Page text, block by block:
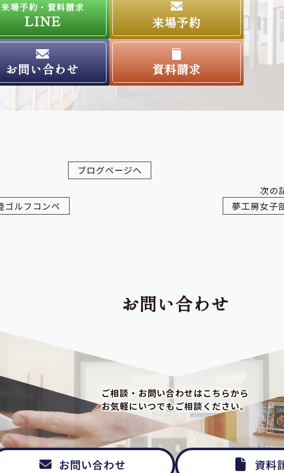
来場予約・資料請求
LINE 来場予約
お問い合わせ 資料請求
ブログページへ
ゴルフコンペ
次の
夢工房女子
お問い合わせ
ご相談・お問い合わせはこちらから
お気軽にいつでもご相談ください。
お問い合わせ 資料